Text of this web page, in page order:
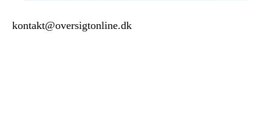
kontakt@oversigtonline.dk